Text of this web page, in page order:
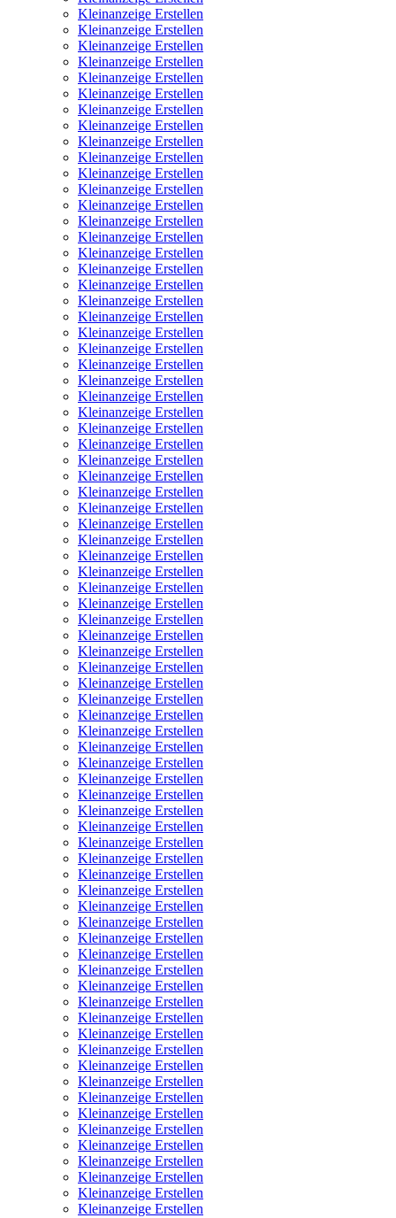
Kleinanzeige Erstellen
Kleinanzeige Erstellen
Kleinanzeige Erstellen
Kleinanzeige Erstellen
Kleinanzeige Erstellen
Kleinanzeige Erstellen
Kleinanzeige Erstellen
Kleinanzeige Erstellen
Kleinanzeige Erstellen
Kleinanzeige Erstellen
Kleinanzeige Erstellen
Kleinanzeige Erstellen
Kleinanzeige Erstellen
Kleinanzeige Erstellen
Kleinanzeige Erstellen
Kleinanzeige Erstellen
Kleinanzeige Erstellen
Kleinanzeige Erstellen
Kleinanzeige Erstellen
Kleinanzeige Erstellen
Kleinanzeige Erstellen
Kleinanzeige Erstellen
Kleinanzeige Erstellen
Kleinanzeige Erstellen
Kleinanzeige Erstellen
Kleinanzeige Erstellen
Kleinanzeige Erstellen
Kleinanzeige Erstellen
Kleinanzeige Erstellen
Kleinanzeige Erstellen
Kleinanzeige Erstellen
Kleinanzeige Erstellen
Kleinanzeige Erstellen
Kleinanzeige Erstellen
Kleinanzeige Erstellen
Kleinanzeige Erstellen
Kleinanzeige Erstellen
Kleinanzeige Erstellen
Kleinanzeige Erstellen
Kleinanzeige Erstellen
Kleinanzeige Erstellen
Kleinanzeige Erstellen
Kleinanzeige Erstellen
Kleinanzeige Erstellen
Kleinanzeige Erstellen
Kleinanzeige Erstellen
Kleinanzeige Erstellen
Kleinanzeige Erstellen
Kleinanzeige Erstellen
Kleinanzeige Erstellen
Kleinanzeige Erstellen
Kleinanzeige Erstellen
Kleinanzeige Erstellen
Kleinanzeige Erstellen
Kleinanzeige Erstellen
Kleinanzeige Erstellen
Kleinanzeige Erstellen
Kleinanzeige Erstellen
Kleinanzeige Erstellen
Kleinanzeige Erstellen
Kleinanzeige Erstellen
Kleinanzeige Erstellen
Kleinanzeige Erstellen
Kleinanzeige Erstellen
Kleinanzeige Erstellen
Kleinanzeige Erstellen
Kleinanzeige Erstellen
Kleinanzeige Erstellen
Kleinanzeige Erstellen
Kleinanzeige Erstellen
Kleinanzeige Erstellen
Kleinanzeige Erstellen
Kleinanzeige Erstellen
Kleinanzeige Erstellen
Kleinanzeige Erstellen
Kleinanzeige Erstellen